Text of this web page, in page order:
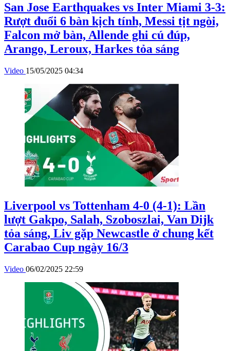
San Jose Earthquakes vs Inter Miami 3-3:
Rượt đuổi 6 bàn kịch tính, Messi tịt ngòi,
Falcon mở bàn, Allende ghi cú đúp,
Arango, Leroux, Harkes tỏa sáng
Video 15/05/2025 04:34
Liverpool vs Tottenham 4-0 (4-1): Lần
lượt Gakpo, Salah, Szoboszlai, Van Dijk
tỏa sáng, Liv gặp Newcastle ở chung kết
Carabao Cup ngày 16/3
Video 06/02/2025 22:59